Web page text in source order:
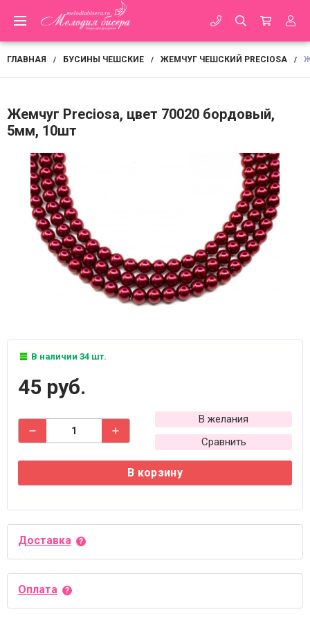
ГЛАВНАЯ / БУСИНЫ ЧЕШСКИЕ / ЖЕМЧУГ ЧЕШСКИЙ PRECIOSA /
Жемчуг Preciosa, цвет 70020 бордовый,
5мм, 10шт
В наличии 34 шт.
45 руб.
В желания
Сравнить
В корзину
Доставка
Оплата